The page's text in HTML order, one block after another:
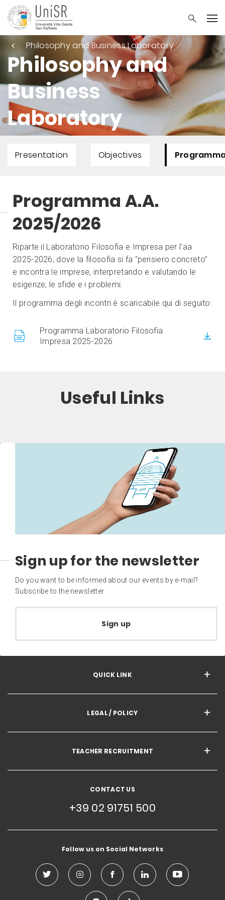
Philosophy and Business Laboratory
Philosophy and
Business
Laboratory
Presentation Objectives
Programma A.A.
2025/2026
Riparte il Laboratorio Filosofia e Impresa per l'aa
2025-2026, dove la filosofia si fa "pensiero concreto"
e incontra le imprese, interpretando e valutando le
esigenze, le sfide e i problemi.
Il programma degli incontri è scaricabile qui di seguito:
Programma Laboratorio Filosofia
Impresa 2025-2026
Useful Links
Sign up for the newsletter
Do you want to be informed about our events by e-mail?
Subscribe to the newsletter
Sign up
QUICK LINK
LEGAL / POLICY
TEACHER RECRUITMENT
CONTACT US
+39 02 91751 500
Follow us on Social Networks